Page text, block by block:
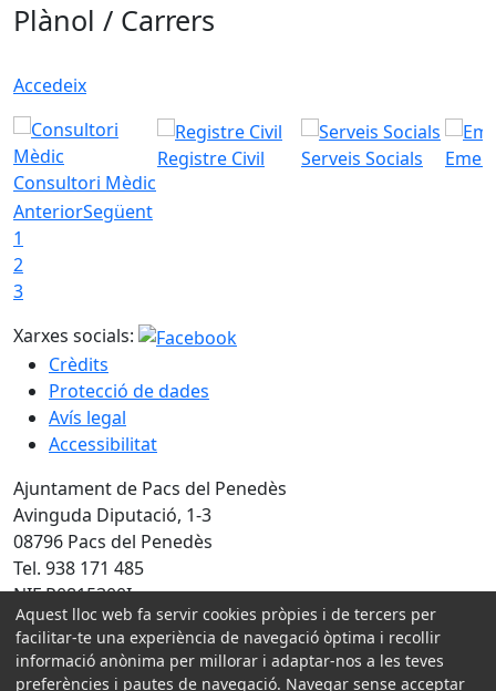
Plànol / Carrers
Accedeix
Consultori Mèdic
Registre Civil Serveis Socials
AnteriorSegüent
1
2
3
Xarxes socials:
Crèdits
Protecció de dades
Avís legal
Accessibilitat
Ajuntament de Pacs del Penedès
Avinguda Diputació, 1-3
08796 Pacs del Penedès
Tel. 938 171 485
NIF P0815300I
Amb la col·laboració de:
Aquest lloc web fa servir cookies pròpies i de tercers per
facilitar-te una experiència de navegació òptima i recollir
informació anònima per millorar i adaptar-nos a les teves
preferències i pautes de navegació. Navegar sense acceptar